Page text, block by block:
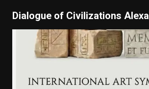
Dialogue of Civilizations